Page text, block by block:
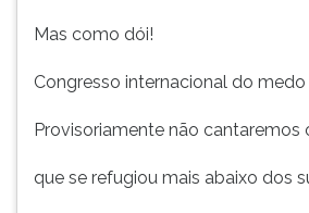
Mas como dói!
Congresso internacional do medo
Provisoriamente não cantaremos
que se refugiou mais abaixo dos